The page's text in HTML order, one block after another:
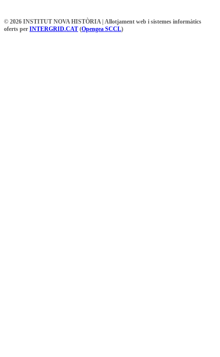
© 2026 INSTITUT NOVA HISTÒRIA | Allotjament web i sistemes informàtics
oferts per INTERGRID.CAT (Opengea SCCL)